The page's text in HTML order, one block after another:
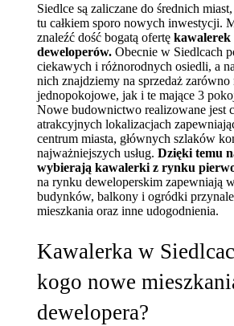
Siedlce są zaliczane do średnich
tu całkiem sporo nowych inwestycji.
znaleźć dość bogatą ofertękawalerek
deweloperów.Obecnie w Siedlcach
ciekawych i różnorodnych osiedli, a
nich znajdziemy na sprzedaż zarówno
jednopokojowe, jak i te mające 3
Nowe budownictwo realizowane jest
atrakcyjnych lokalizacjach
centrum miasta, głównych szlaków
najważniejszych usług. Dzięki temu
wybierają kawalerki z rynku
na rynku deweloperskim zapewniają
budynków, balkony i ogródki
mieszkania oraz inne udogodnienia.
Kawalerka w
kogo nowe
dewelopera?